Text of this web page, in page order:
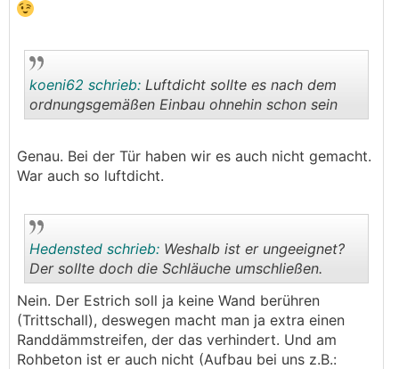
..
koeni62 schrieb: Luftdicht sollte es nach dem
ordnungsgemäßen Einbau ohnehin schon sein
Genau. Bei der Tür haben wir es auch nicht gemacht.
War auch so luftdicht.
..
Hedensted schrieb: Weshalb ist er ungeeignet?
Der sollte doch die Schläuche umschließen.
Nein. Der Estrich soll ja keine Wand berühren
(Trittschall), deswegen macht man ja extra einen
Randdämmstreifen, der das verhindert. Und am
Rohbeton ist er auch nicht (Aufbau bei uns z.B.: